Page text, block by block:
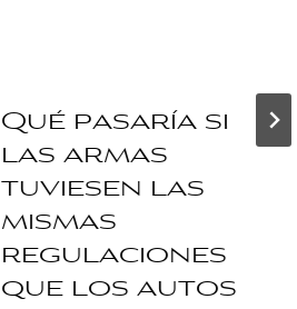
Qué pasaría si
las armas
tuviesen las
mismas
regulaciones
que los autos